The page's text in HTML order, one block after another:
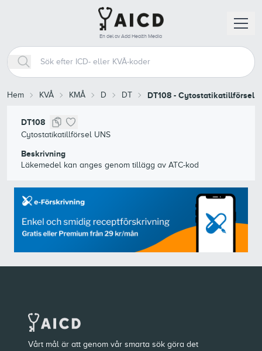
En del av Add Health Media
Hem KVÅ KMÅ D DT DT108 - Cytostatikatillförsel
DT108
Cytostatikatillförsel UNS
Beskrivning
Läkemedel kan anges genom tillägg av ATC-kod
Vårt mål är att genom vår smarta sök göra det